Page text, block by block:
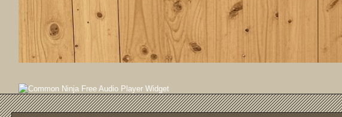
Free Audio Player Widget